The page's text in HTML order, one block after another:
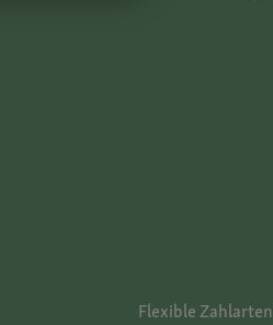
Flexible Zahlarten